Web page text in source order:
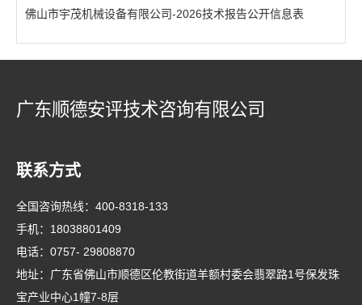
佛山市宇茂机械设备有限公司-2026技术报告公开信息表
广东顺德安评技术咨询有限公司
联系方式
全国咨询热线： 400-8318-133
手机： 18038801409
电话： 0757- 29808870
地址：广东省佛山市顺德区伦教街道羊额村委会翡翠路1号保发珠
宝产业中心1幢7-8层